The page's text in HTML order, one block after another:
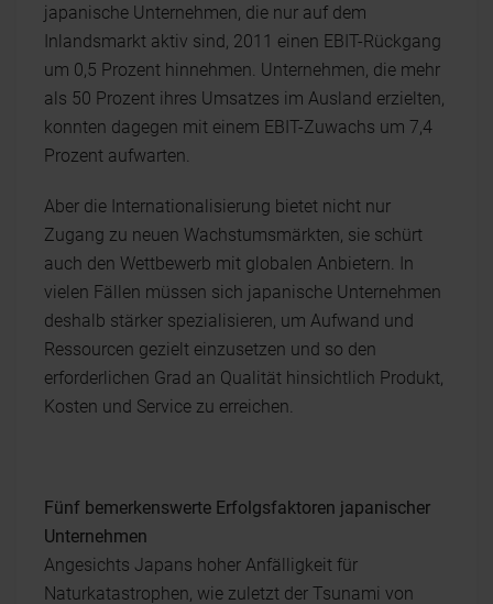
japanische Unternehmen, die nur auf dem
Inlandsmarkt aktiv sind, 2011 einen EBIT-Rückgang
um 0,5 Prozent hinnehmen. Unternehmen, die mehr
als 50 Prozent ihres Umsatzes im Ausland erzielten,
konnten dagegen mit einem EBIT-Zuwachs um 7,4
Prozent aufwarten.
Aber die Internationalisierung bietet nicht nur
Zugang zu neuen Wachstumsmärkten, sie schürt
auch den Wettbewerb mit globalen Anbietern. In
vielen Fällen müssen sich japanische Unternehmen
deshalb stärker spezialisieren, um Aufwand und
Ressourcen gezielt einzusetzen und so den
erforderlichen Grad an Qualität hinsichtlich Produkt,
Kosten und Service zu erreichen.
Fünf bemerkenswerte Erfolgsfaktoren japanischer
Unternehmen
Angesichts Japans hoher Anfälligkeit für
Naturkatastrophen, wie zuletzt der Tsunami von